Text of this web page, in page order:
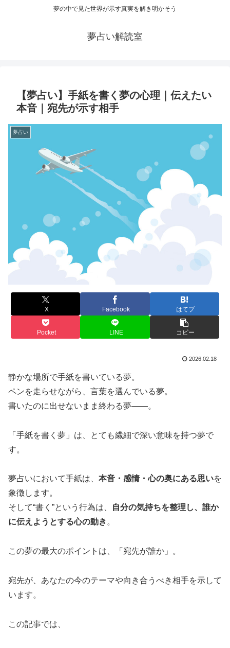
夢の中で見た世界が示す真実を解き明かそう
夢占い解読室
【夢占い】手紙を書く夢の心理｜伝えたい
本音｜宛先が示す相手
夢占い
X Facebook はてブ
Pocket LINE コピー
2026.02.18
静かな場所で手紙を書いている夢。
ペンを走らせながら、言葉を選んでいる夢。
書いたのに出せないまま終わる夢――。
「手紙を書く夢」は、とても繊細で深い意味を持つ夢で
す。
夢占いにおいて手紙は、 本音・感情・心の奥にある思いを
象徴します。
そして“書く”という行為は、
自分の気持ちを整理し、誰か
に伝えようとする心の動き 。
この夢の最大のポイントは、「宛先が誰か」。
宛先が、あなたの今のテーマや向き合うべき相手を示して
います。
この記事では、